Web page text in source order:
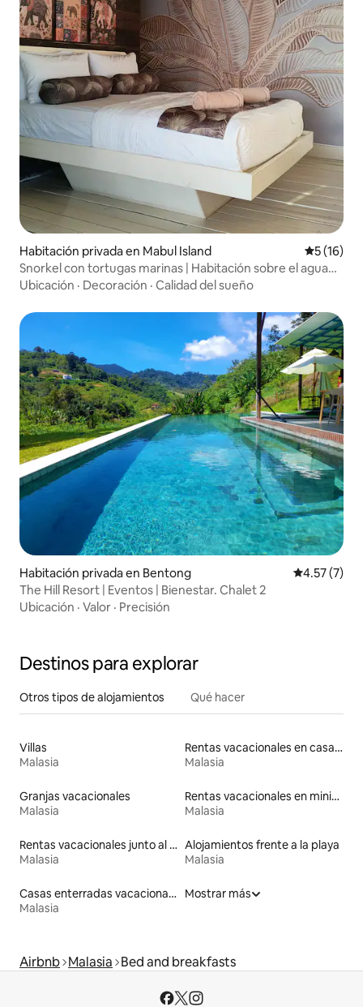
Habitación privada en Mabul Island
5 (16)
Snorkel con tortugas marinas | Habitación sobre el agua
en Mabul
Ubicación · Decoración · Calidad del sueño
Habitación privada en Bentong Calificación
4.57 (7)
The Hill Resort | Eventos | Bienestar. Chalet 2
Ubicación · Valor · Precisión
Destinos para explorar
Otros tipos de alojamientos Qué hacer
Villas
Malasia
Rentas vacacionales en casas en árbol
Malasia
Granjas vacacionales
Malasia
Rentas vacacionales en minicasas
Malasia
Rentas vacacionales junto al agua
Malasia
Alojamientos frente a la playa
Malasia
Casas enterradas vacacionales
Malasia
Mostrar más
Airbnb Malasia Bed and breakfasts